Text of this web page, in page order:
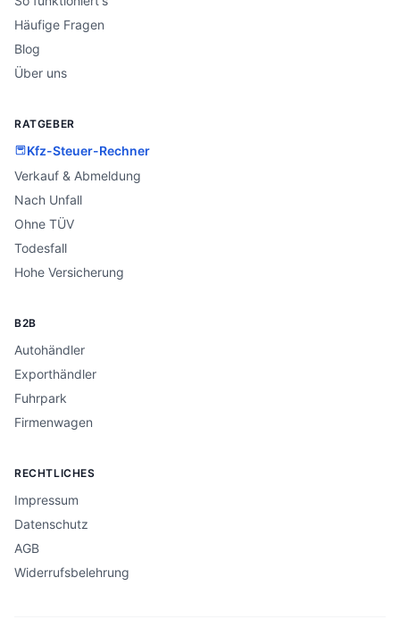
Häufige Fragen
Blog
Über uns
RATGEBER
Kfz-Steuer-Rechner
Verkauf & Abmeldung
Nach Unfall
Ohne TÜV
Todesfall
Hohe Versicherung
B2B
Autohändler
Exporthändler
Fuhrpark
Firmenwagen
RECHTLICHES
Impressum
Datenschutz
AGB
Widerrufsbelehrung